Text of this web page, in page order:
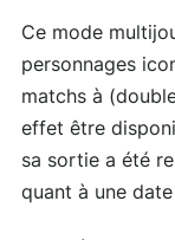
Ce mode
personnages
matchs à
effet être
sa sortie a été
quant à une